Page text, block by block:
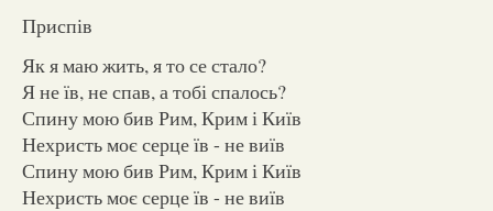
Приспів
Як я маю жить, я то се стало?
Я не їв, не спав, а тобі спалось?
Спину мою бив Рим, Крим і Київ
Нехристь моє серце їв - не виїв
Спину мою бив Рим, Крим і Київ
Нехристь моє серце їв - не виїв